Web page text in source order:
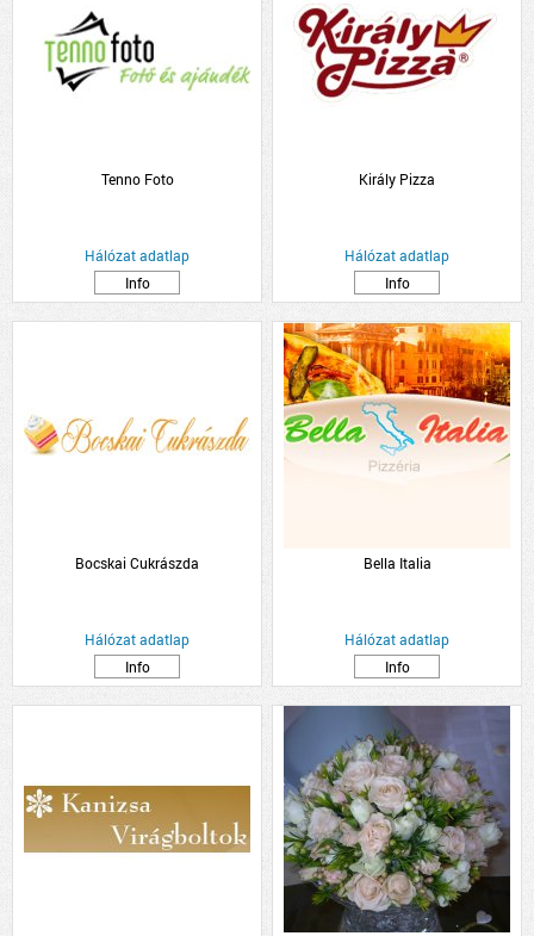
Tenno Foto
Hálózat adatlap
Info
Király Pizza
Hálózat adatlap
Info
Bocskai Cukrászda
Hálózat adatlap
Info
Bella Italia
Hálózat adatlap
Info